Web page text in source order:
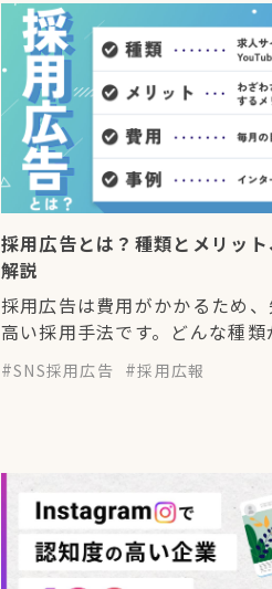
採用広告とは？種類とメリッ
解説
採用広告は費用がかかるため
高い採用手法です。どんな種
SNS採用広告 採用広報